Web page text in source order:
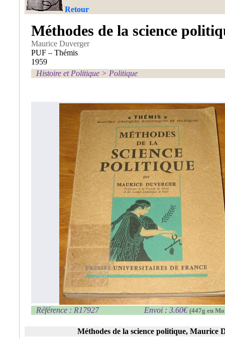
Retour
Méthodes de la science
Maurice Duverger
PUF – Thémis
1959
Histoire et Politique > Politique
Référence : R17927 Envoi : 3.60€ (447g en
Méthodes de la science politique, Maurice